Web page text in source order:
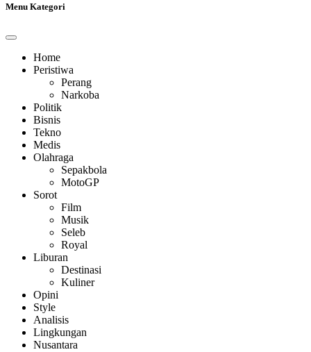
Menu Kategori
Home
Peristiwa
Perang
Narkoba
Politik
Bisnis
Tekno
Medis
Olahraga
Sepakbola
MotoGP
Sorot
Film
Musik
Seleb
Royal
Liburan
Destinasi
Kuliner
Opini
Style
Analisis
Lingkungan
Nusantara